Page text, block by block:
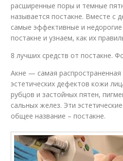
расширенные поры и темные
называется постакне. Вместе с
самые эффективные и недорогие
постакне и узнаем, как их
8 лучших средств от постакне.
Акне — самая
эстетических дефектов кожи
рубцов и застойных пятен,
сальных желез. Эти
общее название – постакне.